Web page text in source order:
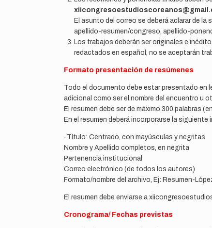
El asunto del correo se deberá aclarar de la
apellido-resumen/congreso, apellido-
Los trabajos deberán ser originales e
redactados en español, no se aceptarán
Formato presentación de resúmenes
Todo el documento debe estar presentado en
adicional como ser el nombre del encuentro u
El resumen debe ser de máximo 300 palabras
En el resumen deberá incorporarse la siguiente
-Título: Centrado, con mayúsculas y negritas
Nombre y Apellido completos, en negrita
Pertenencia institucional
Correo electrónico (de todos los autores)
Formato/nombre del archivo, Ej: Resumen-
El resumen debe enviarse a
Cronograma/ Fechas previstas